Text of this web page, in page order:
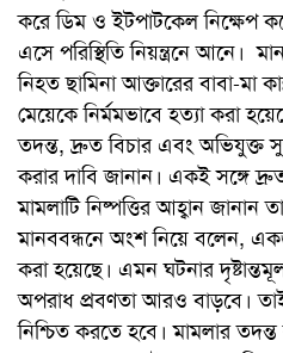
করে ডিম ও ইটপাটকেল নিক্ষেপ
এসে পরিস্থিতি নিয়ন্ত্রনে আনে।
নিহত ছামিনা আক্তারের বাবা-মা
মেয়েকে নির্মমভাবে হত্যা করা
তদন্ত, দ্রুত বিচার এবং অভিযুক্ত
করার দাবি জানান। একই সঙ্গে
মামলাটি নিষ্পত্তির আহ্বান জানান
মানববন্ধনে অংশ নিয়ে বলেন,
করা হয়েছে। এমন ঘটনার
অপরাধ প্রবণতা আরও বাড়বে। তাই
নিশ্চিত করতে হবে। মামলার